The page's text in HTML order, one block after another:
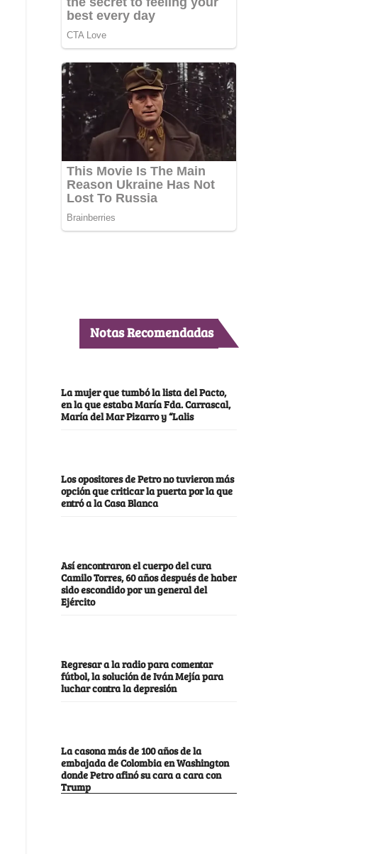
Notas Recomendadas
La mujer que tumbó la lista del Pacto,
en la que estaba María Fda. Carrascal,
María del Mar Pizarro y “Lalis
Los opositores de Petro no tuvieron más
opción que criticar la puerta por la que
entró a la Casa Blanca
Así encontraron el cuerpo del cura
Camilo Torres, 60 años después de haber
sido escondido por un general del
Ejército
Regresar a la radio para comentar
fútbol, la solución de Iván Mejía para
luchar contra la depresión
La casona más de 100 años de la
embajada de Colombia en Washington
donde Petro afinó su cara a cara con
Trump